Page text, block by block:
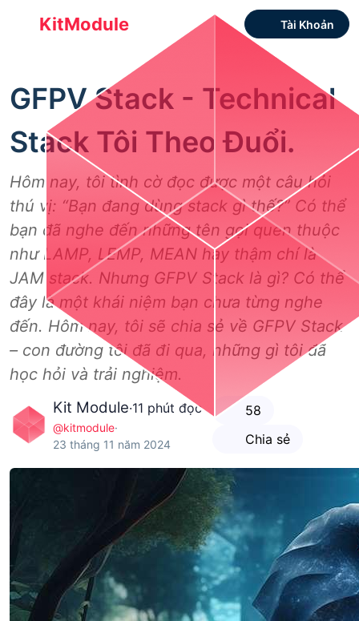
KitModule Tài Khoản
GFPV Stack - Technical
Stack Tôi Theo Đuổi.
Hôm nay, tôi tình cờ đọc được một câu hỏi
thú vị: “Bạn đang dùng stack gì thế?” Có thể
bạn đã nghe đến những tên gọi quen thuộc
như LAMP, LEMP, MEAN hay thậm chí là
JAM stack. Nhưng GFPV Stack là gì? Có thể
đây là một khái niệm bạn chưa từng nghe
đến. Hôm nay, tôi sẽ chia sẻ về GFPV Stack
– con đường tôi đã đi qua, những gì tôi đã
học hỏi và trải nghiệm.
Kit Module·11 phút đọc
@kitmodule·
23 tháng 11 năm 2024
58
Chia sẻ